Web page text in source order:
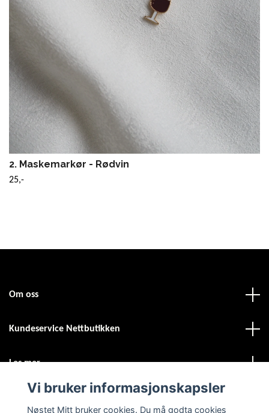
2. Maskemarkør - Rødvin
25,-
Om oss
Kundeservice Nettbutikken
Les mer
Vi bruker informasjonskapsler
Nøstet Mitt bruker cookies. Du må godta cookies